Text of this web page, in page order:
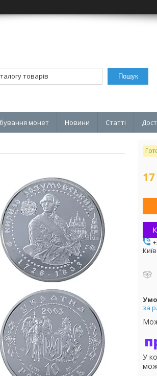
Пошук
монет Новини Статті
за
У